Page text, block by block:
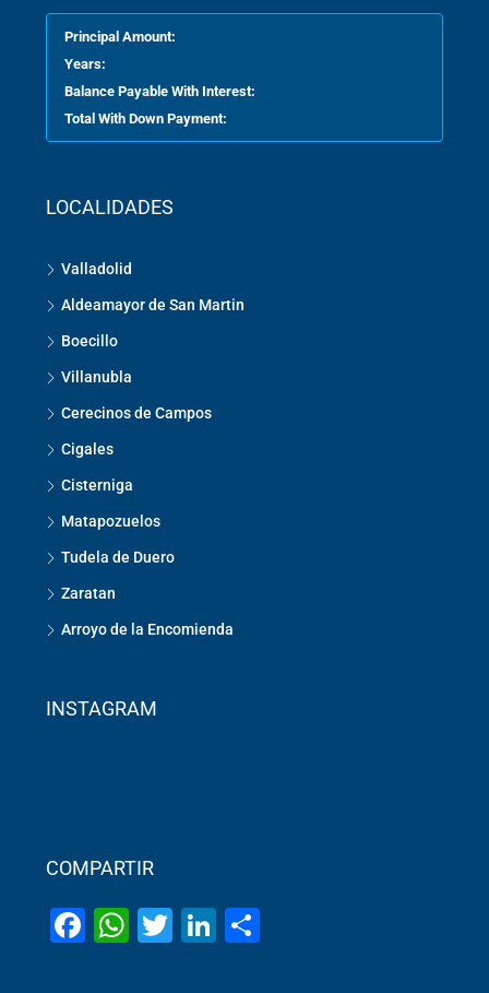
Principal Amount:
Years:
Balance Payable With Interest:
Total With Down Payment:
LOCALIDADES
Valladolid
Aldeamayor de San Martin
Boecillo
Villanubla
Cerecinos de Campos
Cigales
Cisterniga
Matapozuelos
Tudela de Duero
Zaratan
Arroyo de la Encomienda
INSTAGRAM
COMPARTIR
Facebook
WhatsApp
TwitterLinkedIn